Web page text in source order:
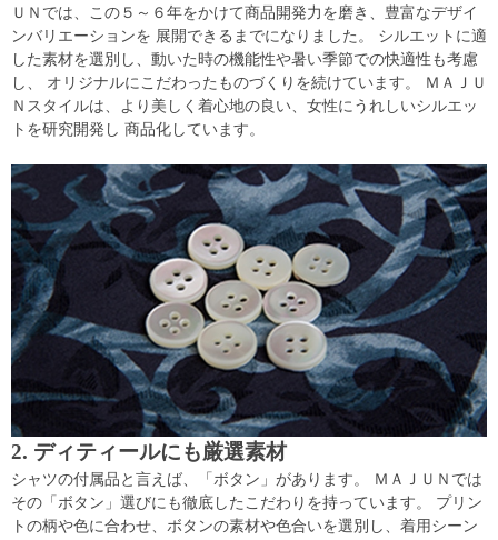
ＵＮでは、この５～６年をかけて商品開発力を磨き、豊富なデザイ
ンバリエーションを 展開できるまでになりました。 シルエットに適
した素材を選別し、動いた時の機能性や暑い季節での快適性も考慮
し、 オリジナルにこだわったものづくりを続けています。 ＭＡＪＵ
Ｎスタイルは、より美しく着心地の良い、女性にうれしいシルエッ
トを研究開発し 商品化しています。
2. ディティールにも厳選素材
シャツの付属品と言えば、「ボタン」があります。 ＭＡＪＵＮでは
その「ボタン」選びにも徹底したこだわりを持っています。 プリン
トの柄や色に合わせ、ボタンの素材や色合いを選別し、着用シーン